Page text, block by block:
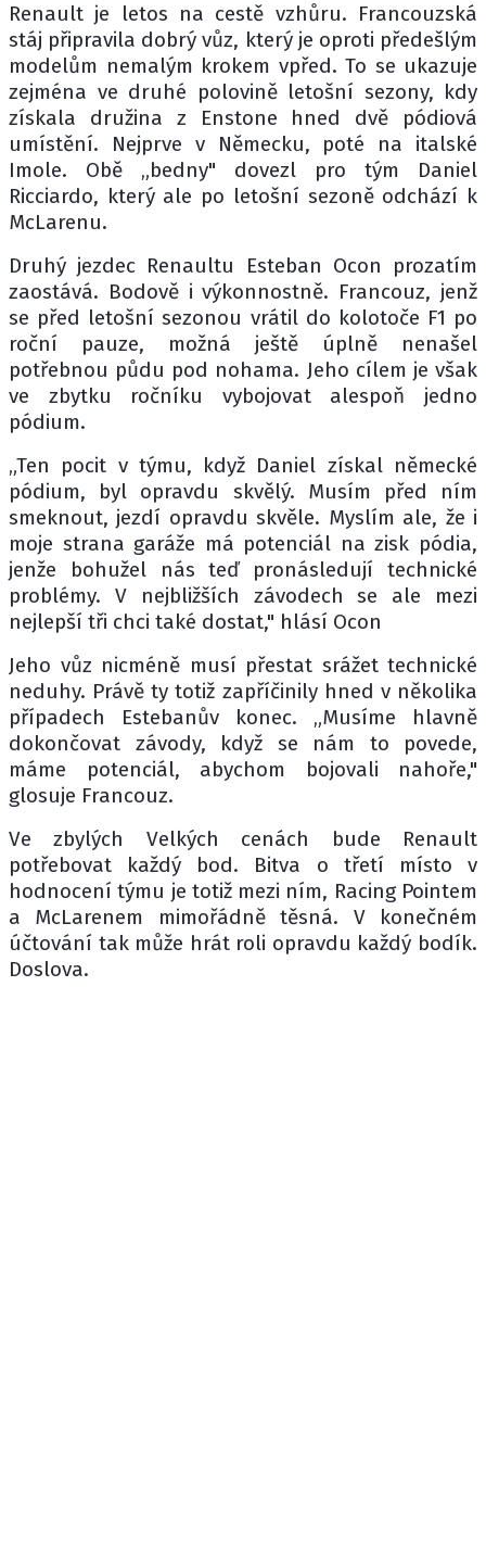
Renault je letos na cestě vzhůru. Francouzská
stáj připravila dobrý vůz, který je oproti předešlým
modelům nemalým krokem vpřed. To se ukazuje
zejména ve druhé polovině letošní sezony, kdy
získala družina z Enstone hned dvě pódiová
umístění. Nejprve v Německu, poté na italské
Imole. Obě „bedny" dovezl pro tým Daniel
Ricciardo, který ale po letošní sezoně odchází k
McLarenu.
Druhý jezdec Renaultu Esteban Ocon prozatím
zaostává. Bodově i výkonnostně. Francouz, jenž
se před letošní sezonou vrátil do kolotoče F1 po
roční pauze, možná ještě úplně nenašel
potřebnou půdu pod nohama. Jeho cílem je však
ve zbytku ročníku vybojovat alespoň jedno
pódium.
„Ten pocit v týmu, když Daniel získal německé
pódium, byl opravdu skvělý. Musím před ním
smeknout, jezdí opravdu skvěle. Myslím ale, že i
moje strana garáže má potenciál na zisk pódia,
jenže bohužel nás teď pronásledují technické
problémy. V nejbližších závodech se ale mezi
nejlepší tři chci také dostat," hlásí Ocon
Jeho vůz nicméně musí přestat srážet technické
neduhy. Právě ty totiž zapříčinily hned v několika
případech Estebanův konec. „Musíme hlavně
dokončovat závody, když se nám to povede,
máme potenciál, abychom bojovali nahoře,"
glosuje Francouz.
Ve zbylých Velkých cenách bude Renault
potřebovat každý bod. Bitva o třetí místo v
hodnocení týmu je totiž mezi ním, Racing Pointem
a McLarenem mimořádně těsná. V konečném
účtování tak může hrát roli opravdu každý bodík.
Doslova.